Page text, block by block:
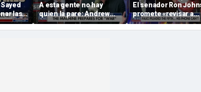
las
de
A esta gente no hay
quien la pare: Andrew
Kolvet
El senador Ron
promete «revisar a
fondo» el móvil del
Fauci a medida que